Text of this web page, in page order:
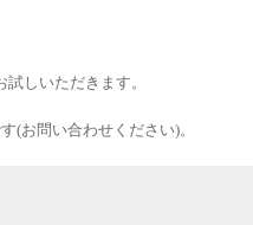
しいただきます。
(お問い合わせください)。